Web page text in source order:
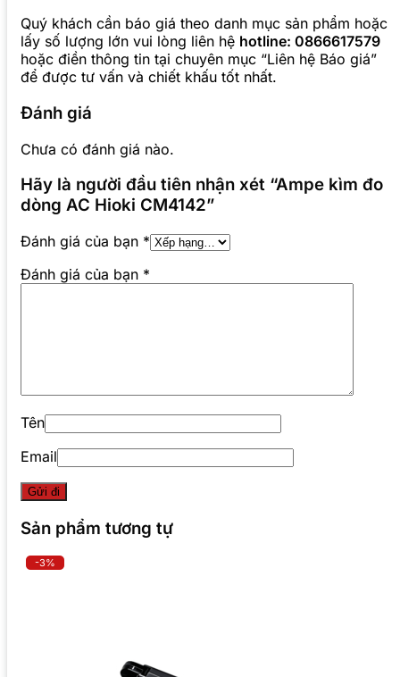
Quý khách cần báo giá theo danh mục sản phẩm hoặc
lấy số lượng lớn vui lòng liên hệ hotline: 0866617579
hoặc điền thông tin tại chuyên mục “Liên hệ Báo giá”
để được tư vấn và chiết khấu tốt nhất.
Đánh giá
Chưa có đánh giá nào.
Hãy là người đầu tiên nhận xét “Ampe kìm đo
dòng AC Hioki CM4142”
Đánh giá của bạn *
Đánh giá của bạn *
Tên
Email
Sản phẩm tương tự
-3%